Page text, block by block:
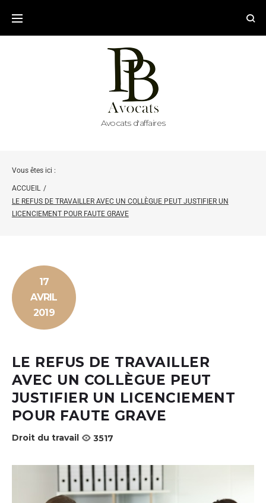
Avocats d'affaires
Vous êtes ici :
ACCUEIL /
LE REFUS DE TRAVAILLER AVEC UN COLLÈGUE PEUT JUSTIFIER UN
LICENCIEMENT POUR FAUTE GRAVE
17
AVRIL
2019
LE REFUS DE TRAVAILLER
AVEC UN COLLÈGUE PEUT
JUSTIFIER UN LICENCIEMENT
POUR FAUTE GRAVE
Droit du travail 3517